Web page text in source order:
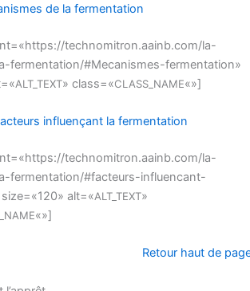
de la fermentation
technomitron.aainb.com/la-
fermentation/#Mecanismes-fermentation»
ALT_TEXT» class=«CLASS_NAME«»]
influen­çant la fermentation
technomitron.aainb.com/la-
fermentation/#facteurs-influencant-
alt=«ALT_TEXT»
«»]
Retour haut de